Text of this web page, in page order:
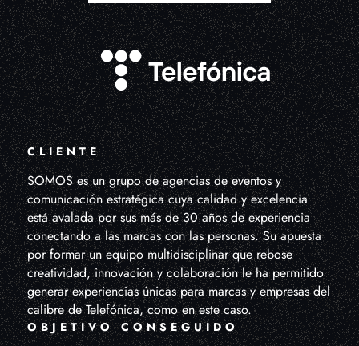
CLIENTE
SOMOS es un grupo de agencias de eventos y
comunicación estratégica cuya calidad y excelencia
está avalada por sus más de 30 años de experiencia
conectando a las marcas con las personas. Su apuesta
por formar un equipo multidisciplinar que rebose
creatividad, innovación y colaboración le ha permitido
generar experiencias únicas para marcas y empresas del
calibre de Telefónica, como en este caso.
OBJETIVO CONSEGUIDO